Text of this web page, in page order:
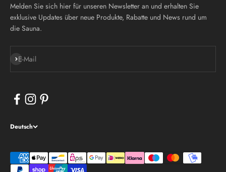
Melden Sie sich hier für unseren Newsletter an und erhalten Sie
exklusive Updates über neue Produkte, Rabatte und News rund um
die Sauna.
E-Mail
Abonnieren
Deutsch